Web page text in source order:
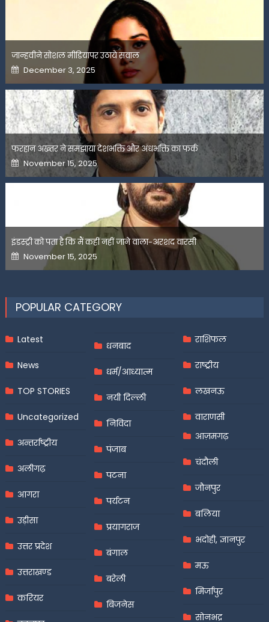
जान्हवीने सोशल मीडियापर उठाये सवाल
Posted
on
December 3, 2025
फरहान अख्तर ने समझाया देशभक्ति और अंधभक्ति का फर्क
Posted
on
November 15, 2025
इंडस्ट्री को पता है कि मैं कहीं नहीं जाने वाला-अरशद वारसी
Posted
on
November 15, 2025
POPULAR CATEGORY
Latest
News
TOP STORIES
Uncategorized
अन्तर्राष्ट्रीय
अलीगढ़
आगरा
उड़ीसा
उत्तर प्रदेश
उत्तराखण्ड
करियर
धनबाद
धर्म/आध्यात्म
नयी दिल्ली
निविदा
पंजाब
पटना
पर्यटन
प्रयागराज
बंगाल
बरेली
बिजनेस
राशिफल
राष्ट्रीय
लखनऊ
वाराणसी
आज़मगढ़
चंदौली
जौनपुर
बलिया
भदोही, ज्ञानपुर
मऊ
मिर्जापुर
सोनभद्र